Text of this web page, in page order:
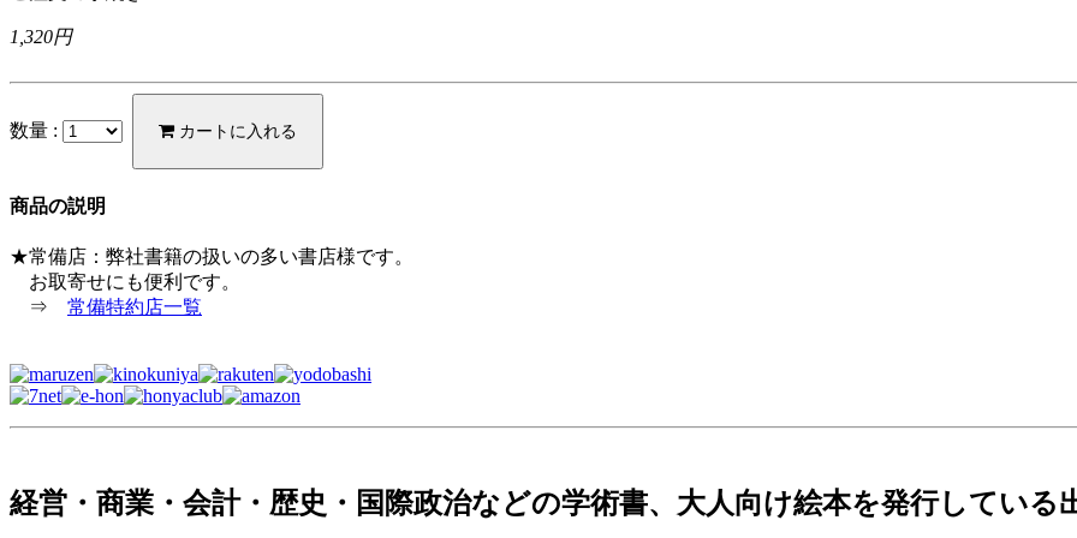
1,320円
数量 : カートに入れる
商品の説明
★常備店：弊社書籍の扱いの多い書店様です。
お取寄せにも便利です。
⇒ 常備特約店一覧
経営・商業・会計・歴史・国際政治などの学術書、大人向け絵本を発行している